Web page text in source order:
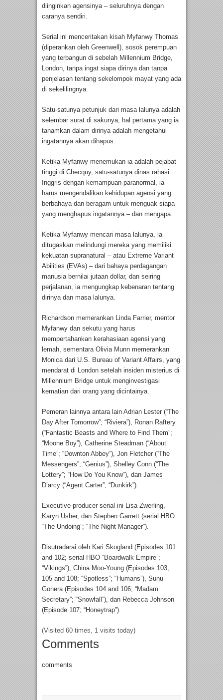
diinginkan agensinya – seluruhnya dengan
caranya sendiri.
Serial ini menceritakan kisah Myfanwy Thomas
(diperankan oleh Greenwell), sosok perempuan
yang terbangun di sebelah Millennium Bridge,
London, tanpa ingat siapa dirinya dan tanpa
penjelasan tentang sekelompok mayat yang ada
di sekelilingnya.
Satu-satunya petunjuk dari masa lalunya adalah
selembar surat di sakunya, hal pertama yang ia
tanamkan dalam dirinya adalah mengetahui
ingatannya akan dihapus.
Ketika Myfanwy menemukan ia adalah pejabat
tinggi di Checquy, satu-satunya dinas rahasi
Inggris dengan kemampuan paranormal, ia
harus mengendalikan kehidupan agensi yang
berbahaya dan beragam untuk menguak siapa
yang menghapus ingatannya – dan mengapa.
Ketika Myfanwy mencari masa lalunya, ia
ditugaskan melindungi mereka yang memiliki
kekuatan supranatural – atau Extreme Variant
Abilities (EVAs) – dari bahaya perdagangan
manusia bernilai jutaan dollar, dan seiring
perjalanan, ia mengungkap kebenaran tentang
dirinya dan masa lalunya.
Richardson memerankan Linda Farrier, mentor
Myfanwy dan sekutu yang harus
mempertahankan kerahasiaan agensi yang
lemah, sementara Olivia Munn memerankan
Monica dari U.S. Bureau of Variant Affairs, yang
mendarat di London setelah insiden misterius di
Millennium Bridge untuk menginvestigasi
kematian dari orang yang dicintainya.
Pemeran lainnya antara lain Adrian Lester (“The
Day After Tomorrow”; “Riviera”), Ronan Raftery
(“Fantastic Beasts and Where to Find Them”;
“Moone Boy”), Catherine Steadman (“About
Time”; “Downton Abbey”), Jon Fletcher (“The
Messengers”; “Genius”), Shelley Conn (“The
Lottery”; “How Do You Know”), dan James
D’arcy (“Agent Carter”; “Dunkirk”).
Executive producer serial ini Lisa Zwerling,
Karyn Usher, dan Stephen Garrett (serial HBO
“The Undoing”; “The Night Manager”).
Disutradarai oleh Kari Skogland (Episodes 101
and 102; serial HBO “Boardwalk Empire”;
“Vikings”), China Moo-Young (Episodes 103,
105 and 108; “Spotless”; “Humans”), Sunu
Gonera (Episodes 104 and 106; “Madam
Secretary”; “Snowfall”), dan Rebecca Johnson
(Episode 107; “Honeytrap”).
(Visited 60 times, 1 visits today)
Comments
comments